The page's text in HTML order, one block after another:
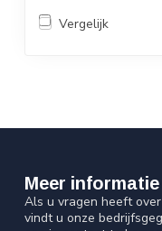
Vergelijk
Meer informatie
Als u vragen heeft
vindt u onze